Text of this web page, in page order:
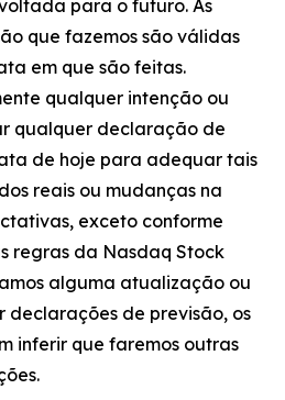
para o futuro. As
que fazemos são válidas
em que são feitas.
qualquer intenção ou
qualquer declaração de
de hoje para adequar tais
reais ou mudanças na
exceto conforme
regras da Nasdaq Stock
alguma atualização ou
declarações de previsão, os
inferir que faremos outras